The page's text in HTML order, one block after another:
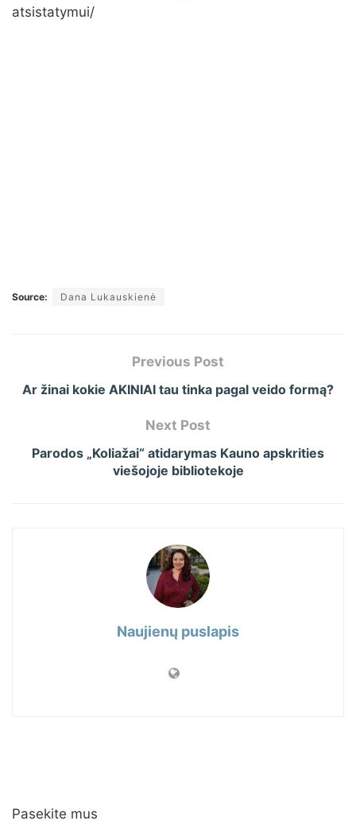
atsistatymui/
Source: Dana Lukauskienė
Previous Post
Ar žinai kokie AKINIAI tau tinka pagal veido formą?
Next Post
Parodos „Koliažai“ atidarymas Kauno apskrities
viešojoje bibliotekoje
Naujienų puslapis
Pasekite mus